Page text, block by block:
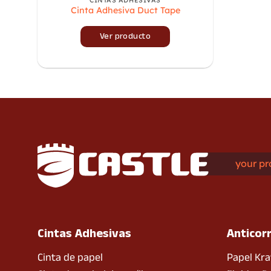
Cinta Adhesiva Duct Tape
Ver producto
your
Cintas Adhesivas
Cinta de papel
Papel